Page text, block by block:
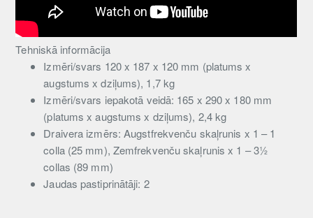
Tehniskā informācija
Izmēri/svars 120 x 187 x 120 mm (platums x
augstums x dziļums), 1,7 kg
Izmēri/svars iepakotā veidā: 165 x 290 x 180 mm
(platums x augstums x dziļums), 2,4 kg
Draivera izmērs: Augstfrekvenču skaļrunis x 1 – 1
colla (25 mm), Zemfrekvenču skaļrunis x 1 – 3½
collas (89 mm)
Jaudas pastiprinātāji: 2